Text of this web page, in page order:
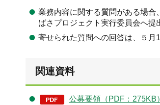
業務内容に関する質問がある場
ばさプロジェクト実行委員会へ提
寄せられた質問への回答は、５月
関連資料
公募要領（PDF：275KB）